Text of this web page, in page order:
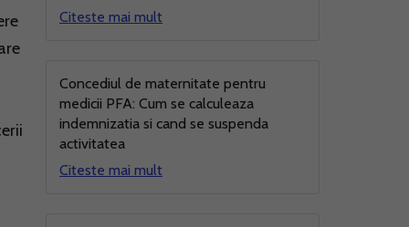
Citeste mai mult
Concediul de maternitate pentru
medicii PFA: Cum se calculeaza
indemnizatia si cand se suspenda
activitatea
Citeste mai mult